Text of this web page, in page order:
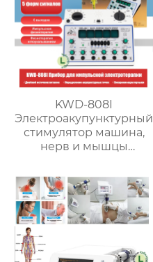
KWD-808I
Электроакупунктурный
стимулятор машина,
нерв и мышцы
терапия